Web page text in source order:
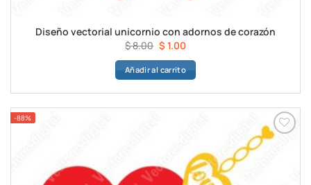
Diseño vectorial unicornio con adornos de corazón
$8.00 El
precio
original
$ 8.00.
$ 1.00El
precio
actual
$ 1.00.
Añadir al carrito
-88%